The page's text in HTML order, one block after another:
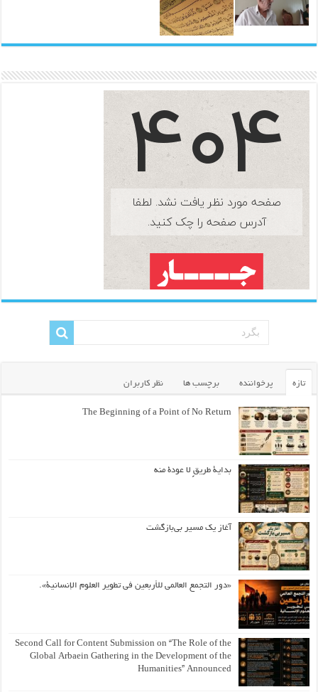
تازه پرخواننده برچسب ها نظر کاربران
The Beginning of a Point of No Return
بداية طريقٍ لا عودة منه
آغاز یک مسیر بی‌بازگشت
«دور التجمع العالمي للأربعين في تطوير العلوم الإنسانية».
Second Call for Content Submission on “The Role of the
Global Arbaein Gathering in the Development of the
Humanities” Announced